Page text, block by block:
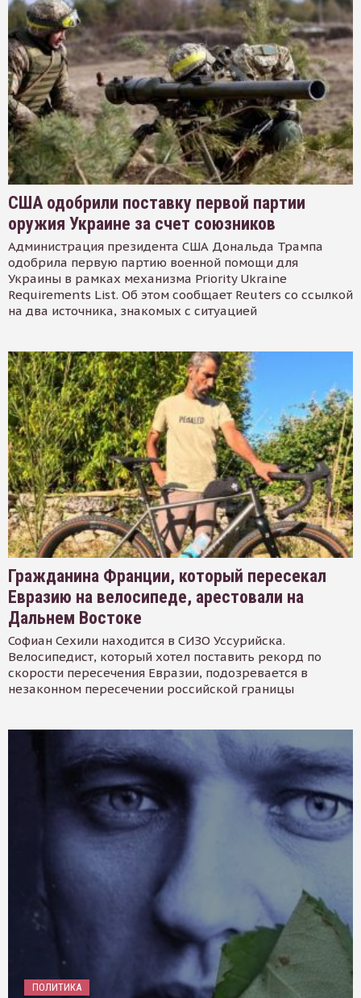
США одобрили поставку первой партии
оружия Украине за счет союзников
Администрация президента США Дональда Трампа
одобрила первую партию военной помощи для
Украины в рамках механизма Priority Ukraine
Requirements List. Об этом сообщает Reuters со ссылкой
на два источника, знакомых с ситуацией
Гражданина Франции, который пересекал
Евразию на велосипеде, арестовали на
Дальнем Востоке
Софиан Сехили находится в СИЗО Уссурийска.
Велосипедист, который хотел поставить рекорд по
скорости пересечения Евразии, подозревается в
незаконном пересечении российской границы
ПОЛИТИКА